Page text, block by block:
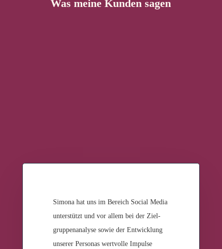
Was meine Kunden sagen
Simo­na hat uns im Bereich Social Media
unter­stützt und vor allem bei der Ziel­
grup­pen­ana­ly­se sowie der Ent­wick­lung
unse­rer Per­so­nas wert­vol­le Impul­se